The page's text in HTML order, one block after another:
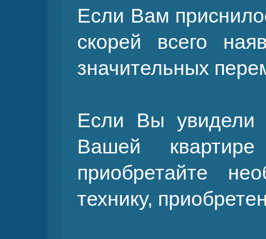
Если Вам
скорей всего
значительных
Если Вы увидели
Вашей
приобретайте
технику,